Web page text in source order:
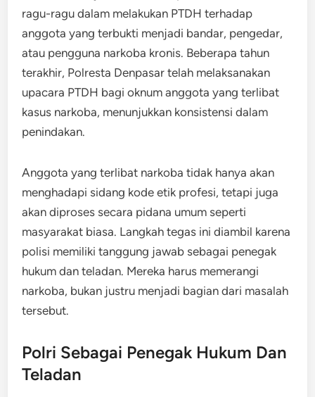
ragu-ragu dalam melakukan PTDH terhadap
anggota yang terbukti menjadi bandar, pengedar,
atau pengguna narkoba kronis. Beberapa tahun
terakhir, Polresta Denpasar telah melaksanakan
upacara PTDH bagi oknum anggota yang terlibat
kasus narkoba, menunjukkan konsistensi dalam
penindakan.
Anggota yang terlibat narkoba tidak hanya akan
menghadapi sidang kode etik profesi, tetapi juga
akan diproses secara pidana umum seperti
masyarakat biasa. Langkah tegas ini diambil karena
polisi memiliki tanggung jawab sebagai penegak
hukum dan teladan. Mereka harus memerangi
narkoba, bukan justru menjadi bagian dari masalah
tersebut.
Polri Sebagai Penegak Hukum Dan
Teladan